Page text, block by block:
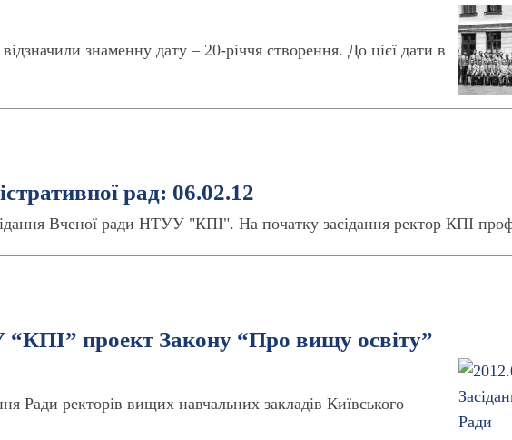
знаменну дату – 20-річчя створення. До цієї дати в
рад: 06.02.12
Вченої ради НТУУ "КПІ". На початку засідання ректор КПІ
проект Закону “Про вищу освіту”
Ради ректорів вищих навчальних закладів Київського